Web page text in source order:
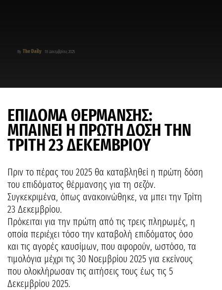
By The Daily 18 Δεκεμβρίου, 2025
ΕΠΙΔΟΜΑ ΘΕΡΜΑΝΣΗΣ:
ΜΠΑΙΝΕΙ Η ΠΡΩΤΗ ΔΟΣΗ ΤΗΝ
ΤΡΙΤΗ 23 ΔΕΚΕΜΒΡΙΟΥ
Πριν το πέρας του 2025 θα καταβληθεί η πρώτη δόση
του επιδόματος θέρμανσης για τη σεζόν.
Συγκεκριμένα, όπως ανακοινώθηκε, να μπει την Τρίτη
23 Δεκεμβρίου.
Πρόκειται για την πρώτη από τις τρεις πληρωμές, η
οποία περιέχει τόσο την καταβολή επιδόματος όσο
και τις αγορές καυσίμων, που αφορούν, ωστόσο, τα
τιμολόγια μέχρι τις 30 Νοεμβρίου 2025 για εκείνους
που ολοκλήρωσαν τις αιτήσεις τους έως τις 5
Δεκεμβρίου 2025.